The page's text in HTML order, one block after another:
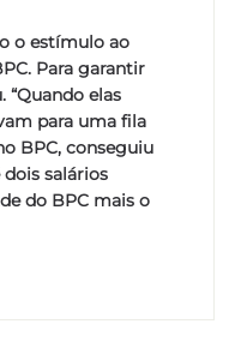
o estímulo ao
Para garantir
“Quando elas
para uma fila
BPC, conseguiu
salários
do BPC mais o